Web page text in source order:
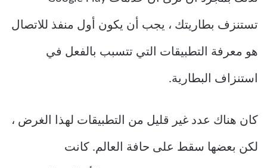
تستنزف بطاريتك ، يجب أن يكون أول منفذ للاتصال
هو معرفة التطبيقات التي تتسبب بالفعل في
استنزاف البطارية.
كان هناك عدد غير قليل من التطبيقات لهذا الغرض ،
لكن بعضها سقط على حافة العالم. كانت